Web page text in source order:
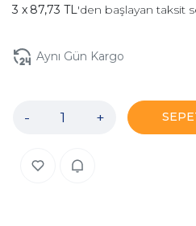
87,73 TL'den başlayan taksit
Aynı Gün Kargo
- +